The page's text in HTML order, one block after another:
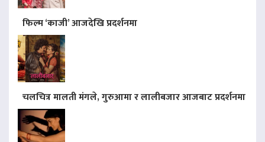
फिल्म ‘काजी’ आजदेखि प्रदर्शनमा
चलचित्र मालती मंगले, गुरुआमा र लालीबजार आजबाट प्रदर्शनमा